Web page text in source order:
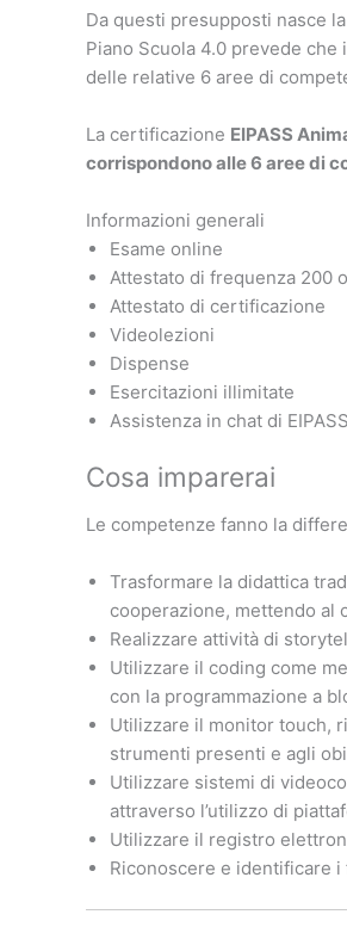
Da questi presupposti nasce la
Piano Scuola 4.0 prevede che i
delle relative 6 aree di
La certificazione EIPASS
corrispondono alle 6 aree di
Informazioni generali
Esame online
Attestato di frequenza 200
Attestato di certificazione
Videolezioni
Dispense
Esercitazioni illimitate
Assistenza in chat di EIPASS
Cosa imparerai
Le competenze fanno la
Trasformare la didattica
cooperazione, mettendo al
Realizzare attività di
Utilizzare il coding come
con la programmazione a
Utilizzare il monitor touch,
strumenti presenti e agli
Utilizzare sistemi di
attraverso l’utilizzo di
Utilizzare il registro
Riconoscere e identificare